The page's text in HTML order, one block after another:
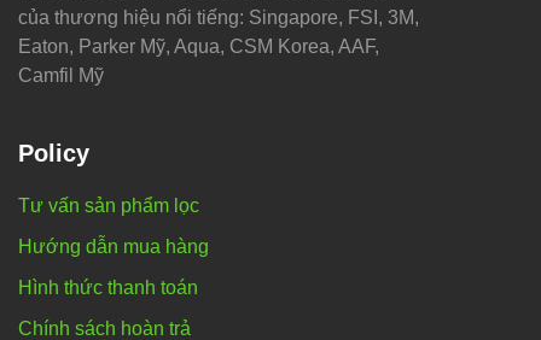
của thương hiệu nổi tiếng: Singapore, FSI, 3M,
Eaton, Parker Mỹ, Aqua, CSM Korea, AAF,
Camfil Mỹ
Policy
Tư vấn sản phẩm lọc
Hướng dẫn mua hàng
Hình thức thanh toán
Chính sách hoàn trả